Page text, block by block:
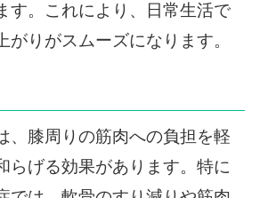
す。これにより、日常生活で
がりがスムーズになります。
、膝周りの筋肉への負担を軽
らげる効果があります。特に